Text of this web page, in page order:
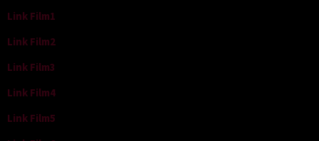
Link Film1
Link Film2
Link Film3
Link Film4
Link Film5